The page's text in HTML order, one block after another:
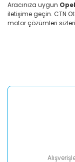
Aracınıza uygun
iletişime geçin. CTN
motor çözümleri
Ürün fiyatı diğer